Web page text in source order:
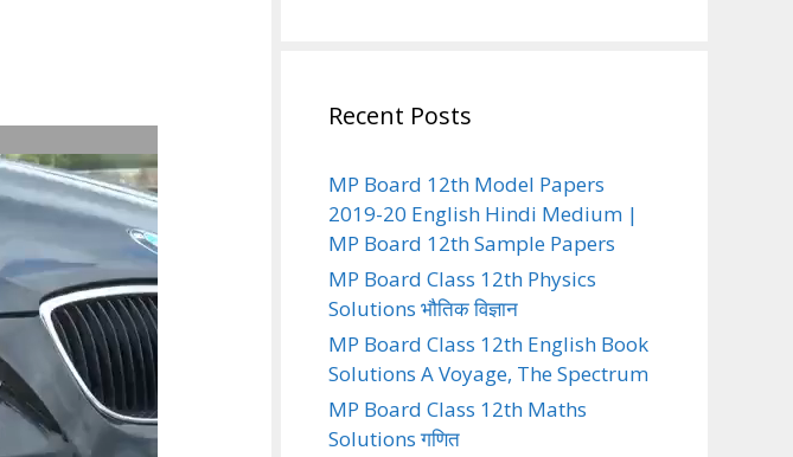
Recent Posts
MP Board 12th Model Papers
2019-20 English Hindi Medium |
MP Board 12th Sample Papers
MP Board Class 12th Physics
Solutions भौतिक विज्ञान
MP Board Class 12th English Book
Solutions A Voyage, The Spectrum
MP Board Class 12th Maths
Solutions गणित